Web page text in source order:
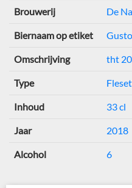
Brouwerij De
Biernaam op etiket
Omschrijving tht
Type
Inhoud 33 cl
Jaar 2018
Alcohol 6